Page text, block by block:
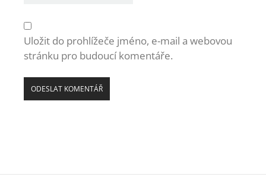
Uložit do prohlížeče jméno, e-mail a webovou
stránku pro budoucí komentáře.